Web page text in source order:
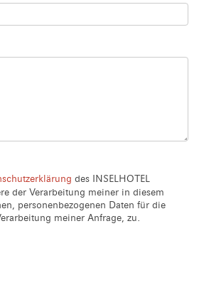
des INSELHOTEL
der Verarbeitung meiner in diesem
personenbezogenen Daten für die
meiner Anfrage, zu.